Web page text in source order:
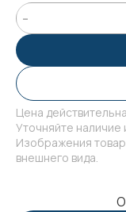
Цена
Уточняйте
Изображения
внешнего вида.